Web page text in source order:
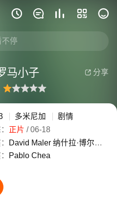
    
多米尼加西班牙
 分享
马小子
多米尼加
剧情
正片 /06-18
David Maler 纳什拉·博尔加特
Pablo Chea